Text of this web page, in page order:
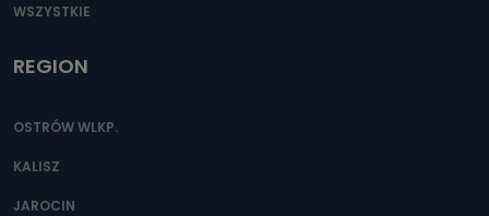
WSZYSTKIE
REGION
OSTRÓW WLKP.
KALISZ
JAROCIN